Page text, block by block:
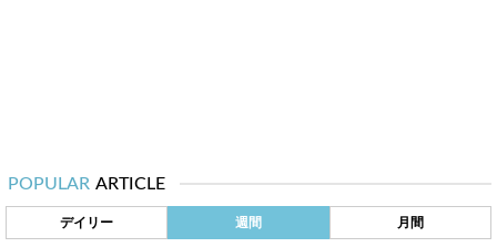
POPULAR ARTICLE
デイリー 週間 月間